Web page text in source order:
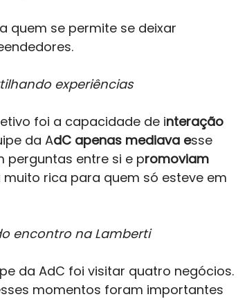
quem se permite se deixar
experiências
foi a capacidade de interação
da AdC apenas mediava esse
perguntas entre si e promoviam
rica para quem só esteve em
encontro na Lamberti
da AdC foi visitar quatro negócios.
momentos foram importantes